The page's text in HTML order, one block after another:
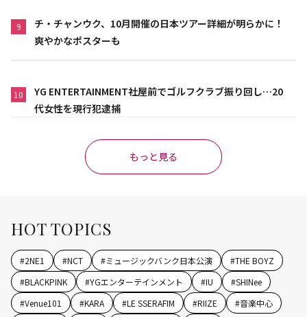
9
チ・チャンウク、10月開催の日本ツアー詳細が明らかに！
爽やかなポスターも
10
YG ENTERTAINMENT社屋前でゴルフクラブ振り回し…20
代女性を現行犯逮捕
もっと見る
HOT TOPICS
#2NE1 #NCT #ミュージックバンク日本公演 #THE BOYZ
#BLACKPINK #YGエンターテインメント #IU #SHINee
#Venue101 #KARA #LE SSERAFIM #RIIZE #音楽中心